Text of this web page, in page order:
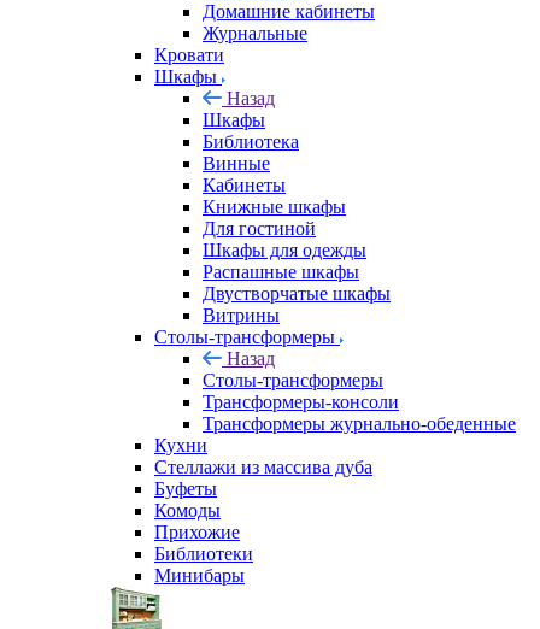
Домашние кабинеты
Журнальные
Кровати
Шкафы
Назад
Шкафы
Библиотека
Винные
Кабинеты
Книжные шкафы
Для гостиной
Шкафы для одежды
Распашные шкафы
Двустворчатые шкафы
Витрины
Столы-трансформеры
Назад
Столы-трансформеры
Трансформеры-консоли
Трансформеры журнально-обеденные
Кухни
Стеллажи из массива дуба
Буфеты
Комоды
Прихожие
Библиотеки
Минибары